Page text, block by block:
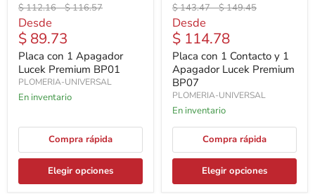
Precio
original
$ 112.16-Precio
$ 116.57
Desde
$ 89.73
Placa con 1 Apagador
Lucek Premium BP01
PLOMERIA-UNIVERSAL
En inventario
Compra rápida
Elegir opciones
Precio
original
$ 143.47-Precio
$ 149.45
Desde
$ 114.78
Placa con 1 Contacto y 1
Apagador Lucek Premium
BP07
PLOMERIA-UNIVERSAL
En inventario
Compra rápida
Elegir opciones